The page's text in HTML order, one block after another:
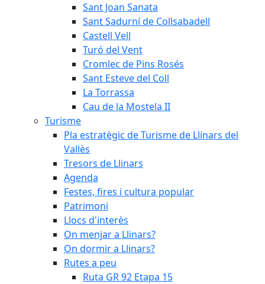
Sant Joan Sanata
Sant Sadurní de Collsabadell
Castell Vell
Turó del Vent
Cromlec de Pins Rosés
Sant Esteve del Coll
La Torrassa
Cau de la Mostela II
Turisme
Pla estratègic de Turisme de Llinars del
Vallès
Tresors de Llinars
Agenda
Festes, fires i cultura popular
Patrimoni
Llocs d'interès
On menjar a Llinars?
On dormir a Llinars?
Rutes a peu
Ruta GR 92 Etapa 15